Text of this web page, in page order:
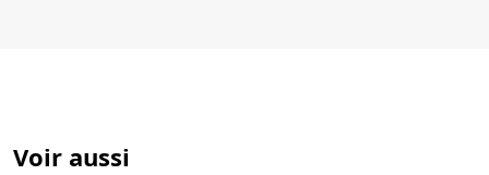
Voir aussi